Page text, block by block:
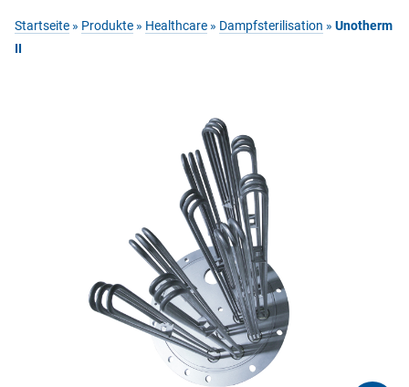
Startseite » Produkte » Healthcare » Dampfsterilisation » Unotherm
II